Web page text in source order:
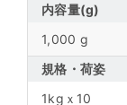
内容量(g)
1,000 g
規格・荷姿
1kgｘ10